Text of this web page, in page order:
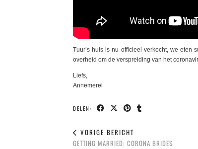
Tuur’s huis is nu officieel verkocht, we eten
overheid om de verspreiding van het
Liefs,
Annemerel
DELEN:
VORIGE BERICHT
GETTING MARRIED: CORONA BRIDES